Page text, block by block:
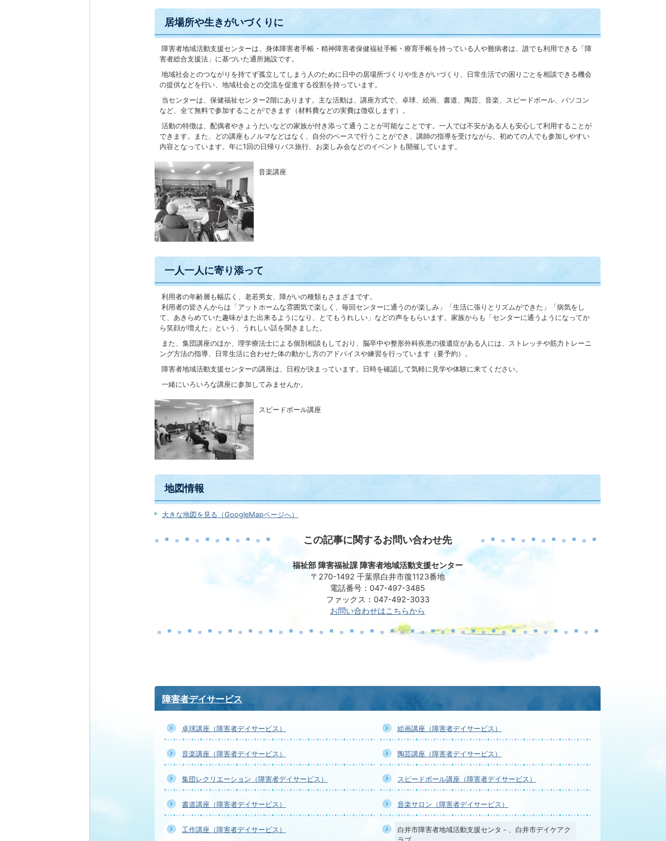
居場所や生きがいづくりに
障害者地域活動支援センターは、身体障害者手帳・精神障害者保健福祉手帳・療育手帳を持っている人や難病者は、誰でも利用できる「障
害者総合支援法」に基づいた通所施設です。
地域社会とのつながりを持てず孤立してしまう人のために日中の居場所づくりや生きがいづくり、日常生活での困りごとを相談できる機会
の提供などを行い、地域社会との交流を促進する役割を持っています。
当センターは、保健福祉センター2階にあります。主な活動は、講座方式で、卓球、絵画、書道、陶芸、音楽、スピードボール、パソコン
など、全て無料で参加することができます（材料費などの実費は徴収します）。
活動の特徴は、配偶者やきょうだいなどの家族が付き添って通うことが可能なことです。一人では不安がある人も安心して利用することが
できます。また、どの講座もノルマなどはなく、自分のペースで行うことができ、講師の指導を受けながら、初めての人でも参加しやすい
内容となっています。年に1回の日帰りバス旅行、お楽しみ会などのイベントも開催しています。
音楽講座
一人一人に寄り添って
利用者の年齢層も幅広く、老若男女、障がいの種類もさまざまです。
利用者の皆さんからは「アットホームな雰囲気で楽しく、毎回センターに通うのが楽しみ」「生活に張りとリズムができた」「病気をし
て、あきらめていた趣味がまた出来るようになり、とてもうれしい」などの声をもらいます。家族からも「センターに通うようになってか
ら笑顔が増えた」という、うれしい話を聞きました。
また、集団講座のほか、理学療法士による個別相談もしており、脳卒中や整形外科疾患の後遺症がある人には、ストレッチや筋力トレーニ
ング方法の指導、日常生活に合わせた体の動かし方のアドバイスや練習を行っています（要予約）。
障害者地域活動支援センターの講座は、日程が決まっています。日時を確認して気軽に見学や体験に来てください。
一緒にいろいろな講座に参加してみませんか。
スピードボール講座
地図情報
大きな地図を見る（GoogleMapページへ）
この記事に関するお問い合わせ先
福祉部 障害福祉課 障害者地域活動支援センター
〒270-1492 千葉県白井市復1123番地
電話番号：047-497-3485
ファックス：047-492-3033
お問い合わせはこちらから
障害者デイサービス
卓球講座（障害者デイサービス） 絵画講座（障害者デイサービス）
音楽講座（障害者デイサービス） 陶芸講座（障害者デイサービス）
集団レクリエーション（障害者デイサービス） スピードボール講座（障害者デイサービス）
書道講座（障害者デイサービス） 音楽サロン（障害者デイサービス）
工作講座（障害者デイサービス）
白井市障害者地域活動支援センタ－、白井市デイケアク